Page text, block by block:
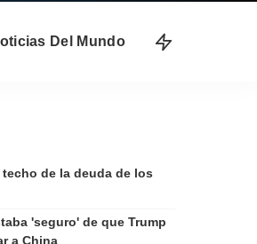
Del Mundo
de la deuda de los
'seguro' de que Trump
a China